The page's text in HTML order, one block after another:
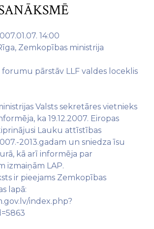
14:00
Zemkopības ministrija
forumu pārstāv LLF valdes loceklis
Valsts sekretāres vietnieks
ka 19.12.2007. Eiropas
Lauku attīstības
2013.gadam un sniedza īsu
kā arī informēja par
izmaiņām LAP.
ir pieejams Zemkopības
lapā:
index.php?